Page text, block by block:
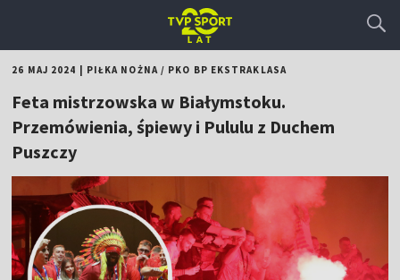
26 MAJ 2024 PIŁKA NOŻNA/ PKO BP EKSTRAKLASA
Feta mistrzowska w Białymstoku.
Przemówienia, śpiewy i Pululu z Duchem
Puszczy